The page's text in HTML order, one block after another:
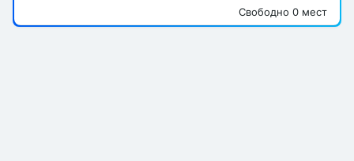
Свободно 0 мест